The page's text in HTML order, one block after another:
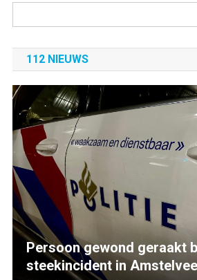
112 NIEUWS
Persoon gewond geraakt
steekincident in